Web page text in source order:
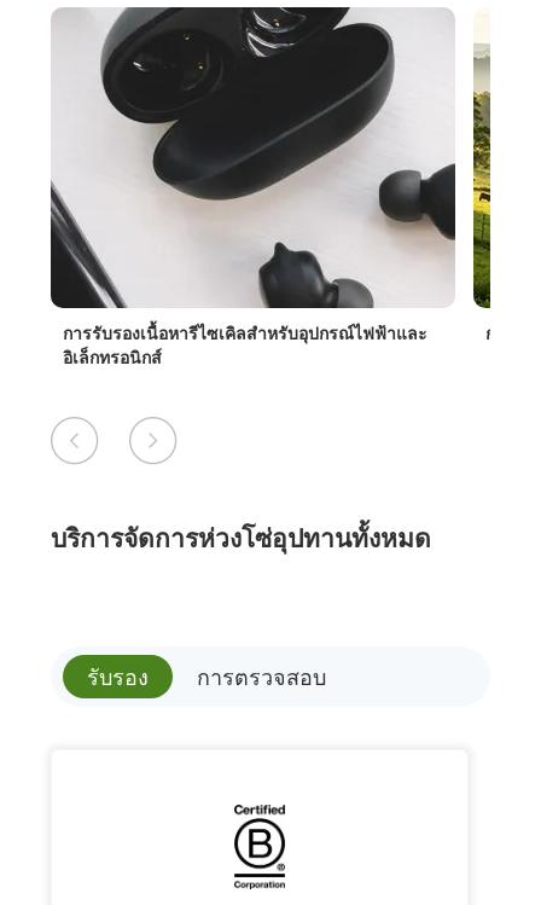
อหารีไซเคิลสําหรับอุปกรณ์ไฟฟ้าและ
กลยุทธ์การจัดหาอย่างมีควา
บริการจัดการห่วงโซ่อุปทานทั้งหมด
รับรอง การตรวจสอบ